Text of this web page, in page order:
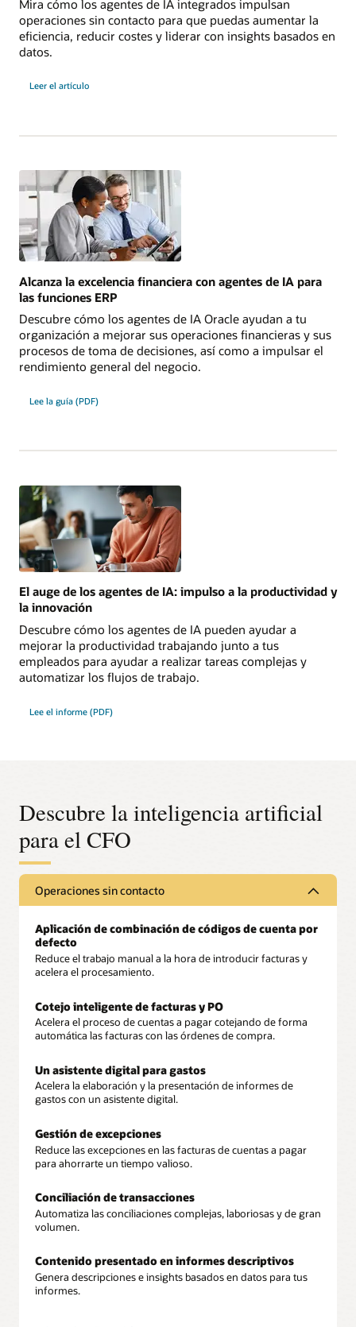
Mira cómo los agentes de IA integrados impulsan
operaciones sin contacto para que puedas aumentar la
eficiencia, reducir costes y liderar con insights basados en
datos.
Leer el artículo
Alcanza la excelencia financiera con agentes de IA para
las funciones ERP
Descubre cómo los agentes de IA Oracle ayudan a tu
organización a mejorar sus operaciones financieras y sus
procesos de toma de decisiones, así como a impulsar el
rendimiento general del negocio.
Lee la guía (PDF)
El auge de los agentes de IA: impulso a la productividad y
la innovación
Descubre cómo los agentes de IA pueden ayudar a
mejorar la productividad trabajando junto a tus
empleados para ayudar a realizar tareas complejas y
automatizar los flujos de trabajo.
Lee el informe (PDF)
Descubre la inteligencia artificial
para el CFO
Operaciones sin contacto
Aplicación de combinación de códigos de cuenta por
defecto
Reduce el trabajo manual a la hora de introducir facturas y
acelera el procesamiento.
Cotejo inteligente de facturas y PO
Acelera el proceso de cuentas a pagar cotejando de forma
automática las facturas con las órdenes de compra.
Un asistente digital para gastos
Acelera la elaboración y la presentación de informes de
gastos con un asistente digital.
Gestión de excepciones
Reduce las excepciones en las facturas de cuentas a pagar
para ahorrarte un tiempo valioso.
Conciliación de transacciones
Automatiza las conciliaciones complejas, laboriosas y de gran
volumen.
Contenido presentado en informes descriptivos
Genera descripciones e insights basados en datos para tus
informes.